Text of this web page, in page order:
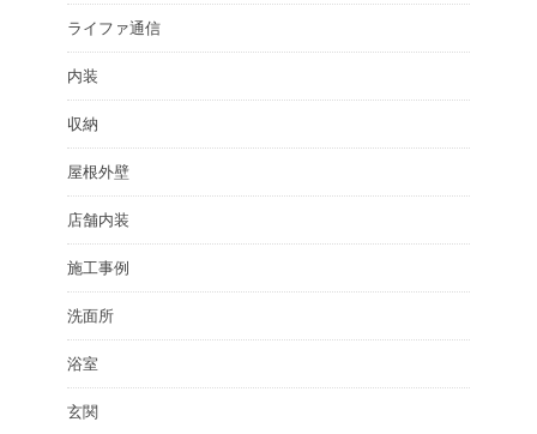
ライファ通信
内装
収納
屋根外壁
店舗内装
施工事例
洗面所
浴室
玄関